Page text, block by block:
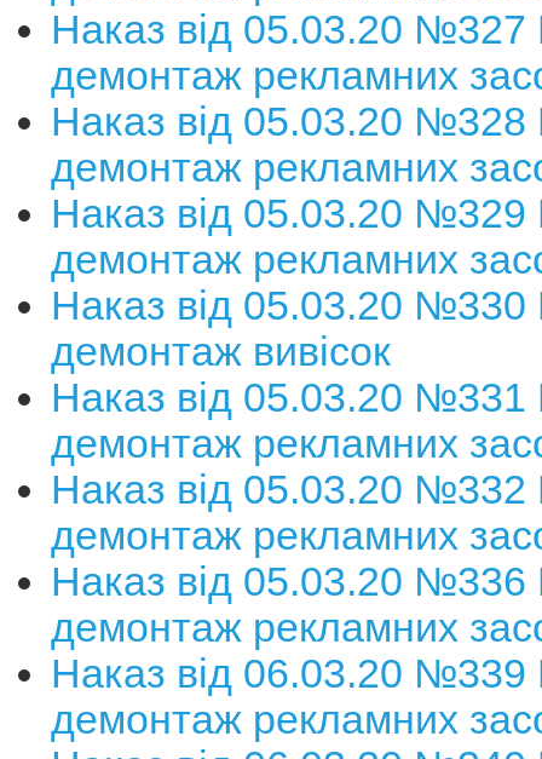
Наказ від 05.03.20 №327
демонтаж рекламних
Наказ від 05.03.20 №328
демонтаж рекламних
Наказ від 05.03.20 №329
демонтаж рекламних
Наказ від 05.03.20 №330
демонтаж вивісок
Наказ від 05.03.20 №331
демонтаж рекламних
Наказ від 05.03.20 №332
демонтаж рекламних
Наказ від 05.03.20 №336
демонтаж рекламних
Наказ від 06.03.20 №339
демонтаж рекламних